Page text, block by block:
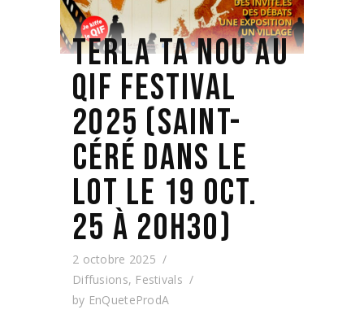
TERLA TA NOU AU
QIF FESTIVAL
2025 (SAINT-
CÉRÉ DANS LE
LOT LE 19 OCT.
25 À 20H30)
2 octobre 2025
Diffusions, Festivals
by EnQueteProdA